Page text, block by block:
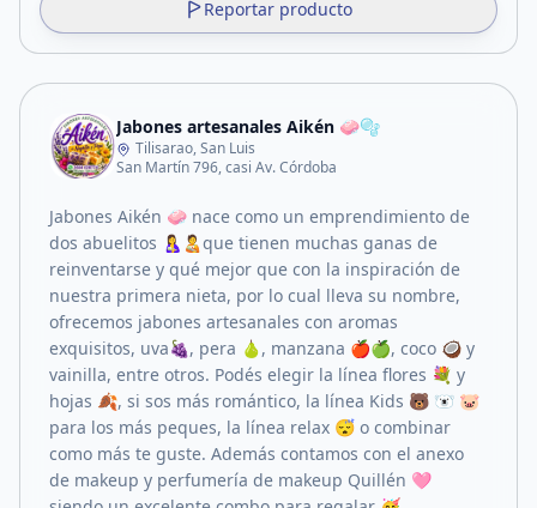
Reportar producto
Jabones artesanales Aikén 🧼🫧
Tilisarao, San Luis
San Martín 796, casi Av. Córdoba
Jabones Aikén 🧼 nace como un emprendimiento de
dos abuelitos 🤱🧑‍🍼que tienen muchas ganas de
reinventarse y qué mejor que con la inspiración de
nuestra primera nieta, por lo cual lleva su nombre,
ofrecemos jabones artesanales con aromas
exquisitos, uva🍇, pera 🍐, manzana 🍎🍏, coco 🥥 y
vainilla, entre otros. Podés elegir la línea flores 💐 y
hojas 🍂, si sos más romántico, la línea Kids 🐻 🐻‍❄️ 🐷
para los más peques, la línea relax 😴 o combinar
como más te guste. Además contamos con el anexo
de makeup y perfumería de makeup Quillén 🩷